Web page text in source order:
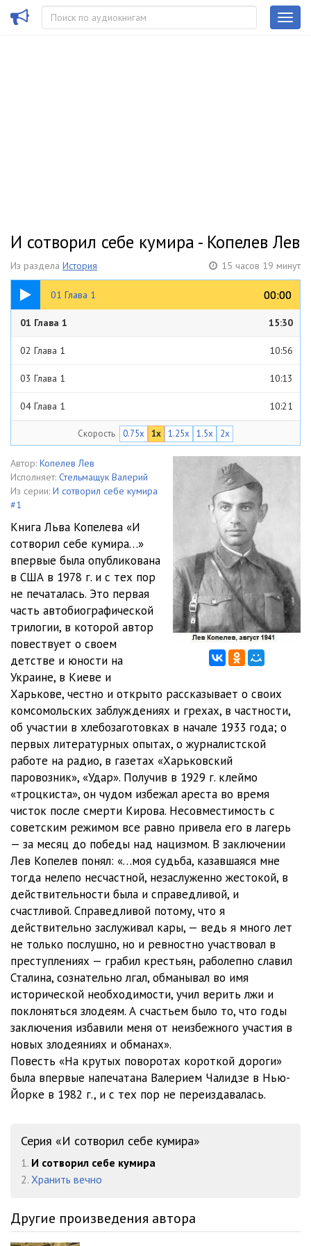
И сотворил себе кумира - Копелев Лев
Из раздела История 15 часов 19 минут
01 Глава 1 00:00
00:00
15:30
01 Глава 1 15:30
02 Глава 1 10:56
03 Глава 1 10:13
04 Глава 1 10:21
06 Глава 2
07 Глава 2
09 Глава 3
10 Глава 3 11:43
11 Глава 3 15:05
12 Глава 3 11:56
13 Глава 3
14 Глава 3
15 Глава 4 22:05
16 Глава 4
17 Глава 4
18 Глава 4
19 Глава 5 15:46
20 Глава 5 13:30
21 Глава 5 10:57
22 Глава 5
23 Глава 5 11:13
24 Глава 5 13:23
25 Глава 6 14:50
26 Глава 6 15:26
27 Глава 6
28 Глава 7 14:11
29 Глава 7
31 Глава 7
32 Глава 7
34 Глава 8
Скорость 0.75x 1x 1.25x 1.5x 2x
Автор: Копелев Лев
Исполняет: Стельмащук Валерий
Из серии: И сотворил себе кумира
#1
Книга Льва Копелева «И
сотворил себе кумира…»
впервые была опубликована
в США в 1978 г. и с тех пор
не печаталась. Это первая
часть автобиографической
трилогии, в которой автор
повествует о своем
детстве и юности на
Украине, в Киеве и
Харькове, честно и открыто рассказывает о своих
комсомольских заблуждениях и грехах, в частности,
об участии в хлебозаготовках в начале 1933 года; о
первых литературных опытах, о журналистской
работе на радио, в газетах «Харьковский
паровозник», «Удар». Получив в 1929 г. клеймо
«троцкиста», он чудом избежал ареста во время
чисток после смерти Кирова. Несовместимость с
советским режимом все равно привела его в лагерь
— за месяц до победы над нацизмом. В заключении
Лев Копелев понял: «…моя судьба, казавшаяся мне
тогда нелепо несчастной, незаслуженно жестокой, в
действительности была и справедливой, и
счастливой. Справедливой потому, что я
действительно заслуживал кары, — ведь я много лет
не только послушно, но и ревностно участвовал в
преступлениях — грабил крестьян, раболепно славил
Сталина, сознательно лгал, обманывал во имя
исторической необходимости, учил верить лжи и
поклоняться злодеям. А счастьем было то, что годы
заключения избавили меня от неизбежного участия в
новых злодеяниях и обманах».
Повесть «На крутых поворотах короткой дороги»
была впервые напечатана Валерием Чалидзе в Нью-
Йорке в 1982 г., и с тех пор не переиздавалась.
Серия «И сотворил себе кумира»
1. И сотворил себе кумира
2. Хранить вечно
Другие произведения автора